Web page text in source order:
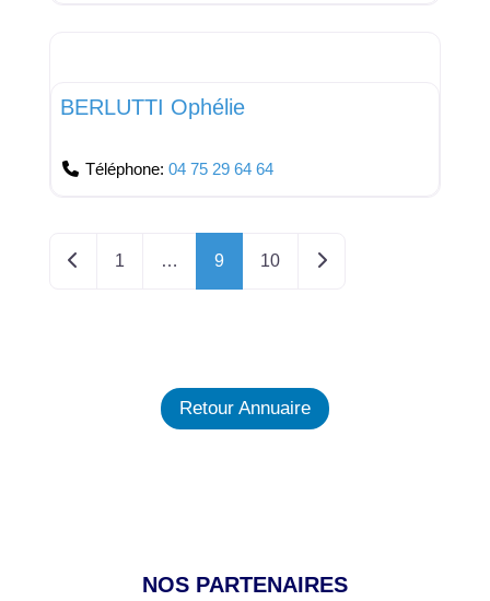
BERLUTTI Ophélie
Téléphone: 04 75 29 64 64
Posts navigation
Newer posts
1 … 9 10 Older posts
Retour Annuaire
NOS PARTENAIRES